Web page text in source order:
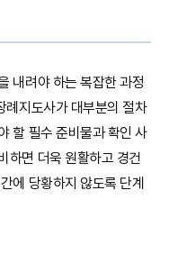
내려야 하는 복잡한 과정
례지도사가 대부분의 절차
할 필수 준비물과 확인 사
하면 더욱 원활하고 경건
에 당황하지 않도록 단계